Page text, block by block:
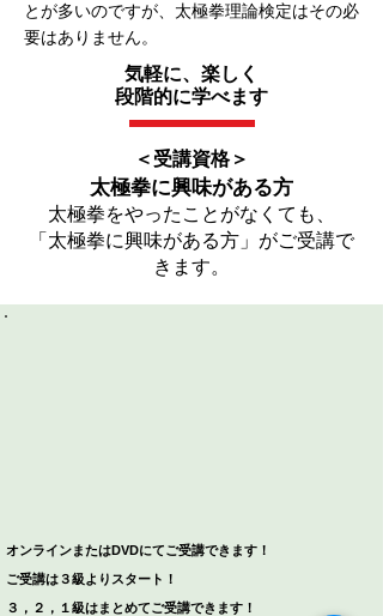
とが多いのですが、太極拳理論検定はその必
要はありません。
気軽に、楽しく
段階的に学べます
＜受講資格＞
太極拳に興味がある方
太極拳をやったことがなくても、
「太極拳に興味がある方」 がご受講で
きます。
​オンラインまたはDVDにてご受講できます！
ご受講は３級よりスタート！
３，２，１級はまとめてご受講できます！